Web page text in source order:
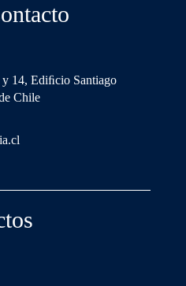
14, Ediﬁcio Santiago
Chile